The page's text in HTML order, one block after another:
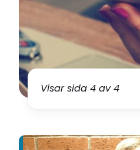
Visar sida 4 av 4